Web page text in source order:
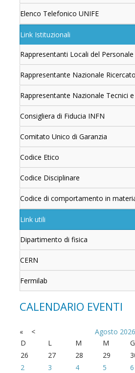
Elenco Telefonico UNIFE
Link Istituzionali
Rappresentanti Locali del Personale
Rappresentante Nazionale
Rappresentante Nazionale Tecnici
Consigliera di Fiducia INFN
Comitato Unico di Garanzia
Codice Etico
Codice Disciplinare
Codice di comportamento in
Link utili
Dipartimento di fisica
CERN
Fermilab
CALENDARIO EVENTI
« < Agosto 2026
D
L M M G
26
27 28 29
2
3 4 5 6